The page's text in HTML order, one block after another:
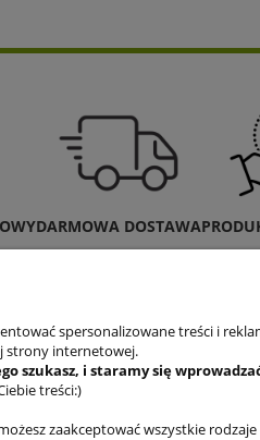
DARMOWA DOSTAWA
spersonalizowane treści i
strony internetowej.
szukasz, i staramy się
treści:)
zaakceptować wszystkie